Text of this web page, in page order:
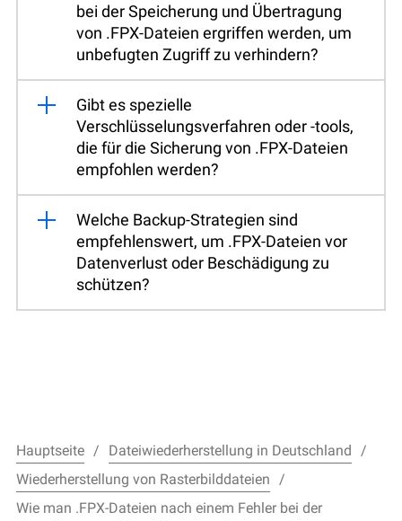
bei der Speicherung und Übertragung
von .FPX-Dateien ergriffen werden, um
unbefugten Zugriff zu verhindern?
Gibt es spezielle
Verschlüsselungsverfahren oder -tools,
die für die Sicherung von .FPX-Dateien
empfohlen werden?
Welche Backup-Strategien sind
empfehlenswert, um .FPX-Dateien vor
Datenverlust oder Beschädigung zu
schützen?
Hauptseite
Dateiwiederherstellung in Deutschland
Wiederherstellung von Rasterbilddateien
Wie man .FPX-Dateien nach einem Fehler bei der